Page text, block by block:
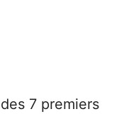
7 premiers